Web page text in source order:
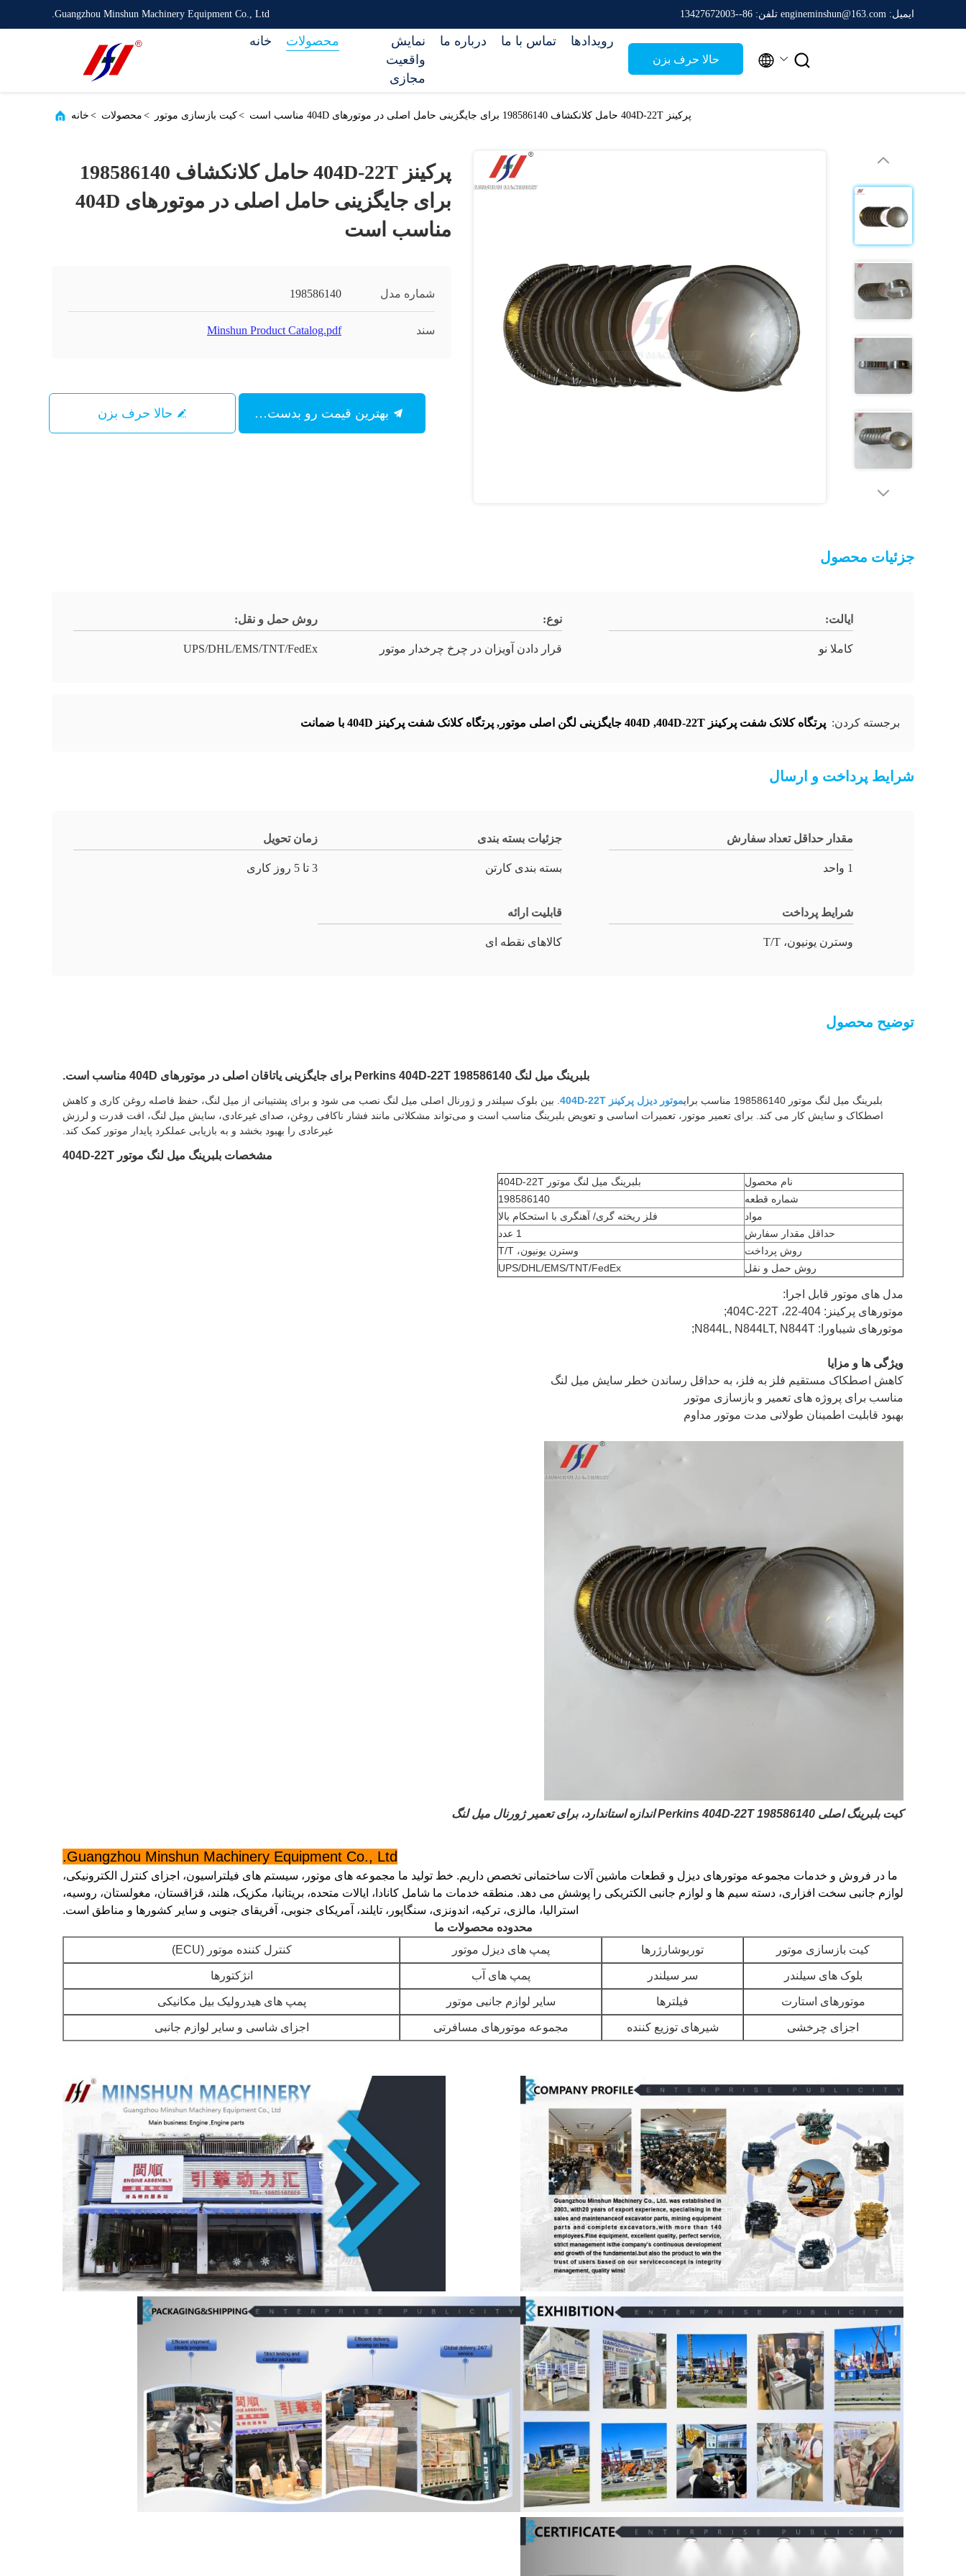
Guangzhou Minshun Machinery Equipment Co., Ltd. ایمیل: engineminshun@163.com تلفن: 86--13427672003
خانه محصولات
نمایش
واقعیت
مجازی
درباره ما تماس با ما رویدادها
حالا حرف بزن  
خانه > محصولات > کیت بازسازی موتور> پرکینز 404D-22T حامل کلانکشاف 198586140 برای جایگزینی حامل اصلی در موتورهای 404D مناسب است
پرکینز 404D-22T حامل کلانکشاف 198586140
برای جایگزینی حامل اصلی در موتورهای 404D
مناسب است
شماره مدل 198586140
سند Minshun Product Catalog.pdf
جزئیات محصول
ایالت:
کاملا نو
نوع:
قرار دادن آویزان در چرخ چرخدار موتور
روش حمل و نقل:
UPS/DHL/EMS/TNT/FedEx
برجسته کردن: پرتگاه کلانک شفت پرکینز 404D-22T , 404D جایگزینی لگن اصلی موتور , پرتگاه کلانک شفت پرکینز 404D با ضمانت
شرایط پرداخت و ارسال
مقدار حداقل تعداد سفارش
1 واحد
جزئیات بسته بندی
بسته بندی کارتن
زمان تحویل
3 تا 5 روز کاری
شرایط پرداخت
وسترن یونیون، T/T
قابلیت ارائه
کالاهای نقطه ای
توضیح محصول
بلبرینگ میل لنگ Perkins 404D-22T 198586140 برای جایگزینی یاتاقان اصلی در موتورهای 404D مناسب است.
بلبرینگ میل لنگ موتور 198586140 مناسب برای موتور دیزل پرکینز 404D-22T
. بین بلوک سیلندر و ژورنال اصلی میل لنگ نصب می شود و برای پشتیبانی از میل لنگ، حفظ فاصله روغن کاری و کاهش
اصطکاک و سایش کار می کند. برای تعمیر موتور، تعمیرات اساسی و تعویض بلبرینگ مناسب است و می‌تواند مشکلاتی مانند فشار ناکافی روغن، صدای غیرعادی، سایش میل لنگ، افت قدرت و لرزش
غیرعادی را بهبود بخشد و به بازیابی عملکرد پایدار موتور کمک کند.
مشخصات بلبرینگ میل لنگ موتور 404D-22T
نام محصول
بلبرینگ میل لنگ موتور 404D-22T
شماره قطعه
198586140
مواد
فلز ریخته گری/ آهنگری با استحکام بالا
حداقل مقدار سفارش
1 عدد
روش پرداخت
وسترن یونیون، T/T
روش حمل و نقل
UPS/DHL/EMS/TNT/FedEx
مدل های موتور قابل اجرا:
موتورهای پرکینز: 404-22، 404C-22T;
موتورهای شیباورا: N844L, N844LT, N844T;
ویژگی ها و مزایا
کاهش اصطکاک مستقیم فلز به فلز، به حداقل رساندن خطر سایش میل لنگ
مناسب برای پروژه های تعمیر و بازسازی موتور
بهبود قابلیت اطمینان طولانی مدت موتور مداوم
کیت بلبرینگ اصلی Perkins 404D-22T 198586140 اندازه استاندارد، برای تعمیر ژورنال میل لنگ
Guangzhou Minshun Machinery Equipment Co., Ltd.
ما در فروش و خدمات مجموعه موتورهای دیزل و قطعات ماشین آلات ساختمانی تخصص داریم. خط تولید ما مجموعه های موتور، سیستم های فیلتراسیون، اجزای کنترل الکترونیکی،
لوازم جانبی سخت افزاری، دسته سیم ها و لوازم جانبی الکتریکی را پوشش می دهد. منطقه خدمات ما شامل کانادا، ایالات متحده، بریتانیا، مکزیک، هلند، قزاقستان، مغولستان، روسیه،
استرالیا، مالزی، ترکیه، اندونزی، سنگاپور، تایلند، آمریکای جنوبی، آفریقای جنوبی و سایر کشورها و مناطق است.
محدوده محصولات ما
کیت بازسازی موتور
توربوشارژرها پمپ های دیزل موتور کنترل کننده موتور (ECU)
بلوک های سیلندر سر سیلندر پمپ های آب انژکتورها
موتورهای استارت فیلترها سایر لوازم جانبی موتور پمپ های هیدرولیک بیل مکانیکی
اجزای چرخشی شیرهای توزیع کننده مجموعه موتورهای مسافرتی اجزای شاسی و سایر لوازم جانبی